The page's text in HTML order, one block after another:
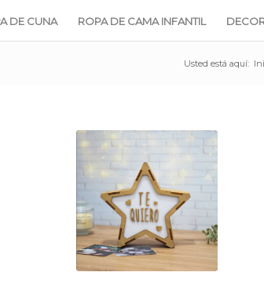
DE CUNA ROPA DE CAMA INFANTIL
Usted está aquí: